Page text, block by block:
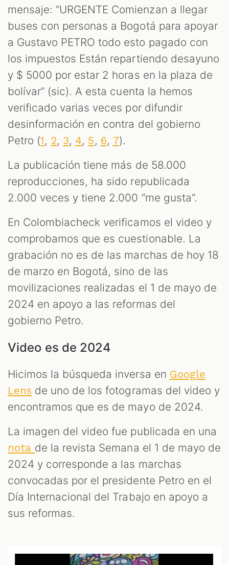
mensaje: “URGENTE Comienzan a llegar
buses con personas a Bogotá para apoyar
a Gustavo PETRO todo esto pagado con
los impuestos Están repartiendo desayuno
y $ 5000 por estar 2 horas en la plaza de
bolívar” (sic). A esta cuenta la hemos
verificado varias veces por difundir
desinformación en contra del gobierno
Petro (1, 2, 3, 4, 5, 6, 7).
La publicación tiene más de 58.000
reproducciones, ha sido republicada
2.000 veces y tiene 2.000 “me gusta”.
En Colombiacheck verificamos el video y
comprobamos que es cuestionable. La
grabación no es de las marchas de hoy 18
de marzo en Bogotá, sino de las
movilizaciones realizadas el 1 de mayo de
2024 en apoyo a las reformas del
gobierno Petro.
Video es de 2024
Hicimos la búsqueda inversa en Google
Lens de uno de los fotogramas del video y
encontramos que es de mayo de 2024.
La imagen del video fue publicada en una
nota de la revista Semana el 1 de mayo de
2024 y corresponde a las marchas
convocadas por el presidente Petro en el
Día Internacional del Trabajo en apoyo a
sus reformas.